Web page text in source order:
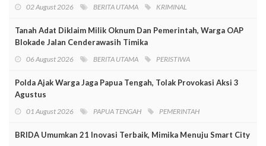
02 August 2026 BERITA UTAMA KRIMINAL
Tanah Adat Diklaim Milik Oknum Dan Pemerintah, Warga OAP
Blokade Jalan Cenderawasih Timika
06 August 2026 BERITA UTAMA PERISTIWA
Polda Ajak Warga Jaga Papua Tengah, Tolak Provokasi Aksi 3
Agustus
01 August 2026 PAPUA TENGAH PEMERINTAH
BRIDA Umumkan 21 Inovasi Terbaik, Mimika Menuju Smart City